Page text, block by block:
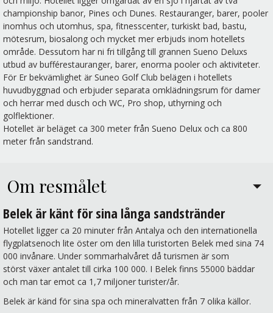
championship banor, Pines och Dunes. Restauranger, barer, pooler
inomhus och utomhus, spa, fitnesscenter, turkiskt bad, bastu,
mötesrum, biosalong och mycket mer erbjuds inom hotellets
område. Dessutom har ni fri tillgång till grannen Sueno Deluxs
utbud av bufférestauranger, barer, enorma pooler och aktiviteter.
För Er bekvämlighet är Suneo Golf Club belägen i hotellets
huvudbyggnad och erbjuder separata omklädningsrum för damer
och herrar med dusch och WC, Pro shop, uthyrning och
golflektioner.
Hotellet är beläget ca 300 meter från Sueno Delux och ca 800
meter från sandstrand.
Om resmålet
Belek är känt för sina långa sandstränder
Hotellet ligger ca 20 minuter från Antalya och den internationella
flygplatsenoch lite öster om den lilla turistorten Belek med sina 74
000 invånare. Under sommarhalvåret då turismen är som
störst växer antalet till cirka 100 000. I Belek finns 55000 bäddar
och man tar emot ca 1,7 miljoner turister/år.
Belek är känd för sina spa och mineralvatten från 7 olika källor.